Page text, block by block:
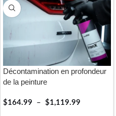
Décontamination en profondeur
de la peinture
$164.99 – $1,119.99